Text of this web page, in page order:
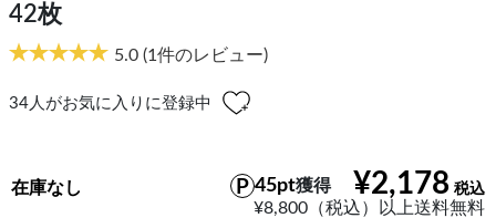
42枚
5.0 (1件のレビュー)
34人がお気に入りに登録中
¥2,178
45pt獲得
¥8,800（税込）以上送料無料
在庫なし